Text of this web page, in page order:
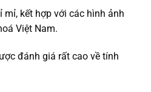
kết hợp với các hình ảnh
Việt Nam.
đánh giá rất cao về tính